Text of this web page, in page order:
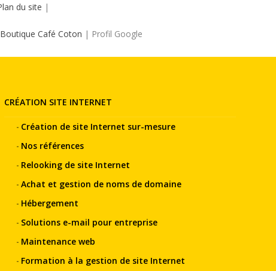
du site |
Café Coton | Profil Google
CRÉATION SITE INTERNET
Création de site Internet sur-mesure
Nos références
Relooking de site Internet
Achat et gestion de noms de domaine
Hébergement
Solutions e-mail pour entreprise
Maintenance web
Formation à la gestion de site Internet